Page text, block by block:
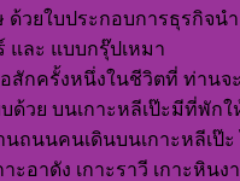
วยใบประกอบการธุรกิจน
และ แบบกรุ๊ปเหมา
อสักครั้งหนึ่งในชีวิตที่ ท่า
ด้วย บนเกาะหลีเป๊ะมีที่พั
ถนนคนเดินบนเกาะหลีเป๊
กาะอาดัง เกาะราวี เกาะ